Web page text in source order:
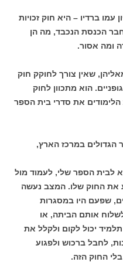
ברדיו – היא חוק זכויות
הכנסת הנכבד, מה הן
ומה אסור.
שאין צורך לחוקק חוק
הוא מתכוון לחוק
את סדרי בית הספר
הגדולים במרכז הארץ,
לבית הספר שלי, לעמוד מול
את החוק שלו. המצב נעשה
שפעם היו במסגרות
אותם הביתה, או
יכול לקום ולקלל את
לחבל ברכוש ולפגוע
החוק הזה.